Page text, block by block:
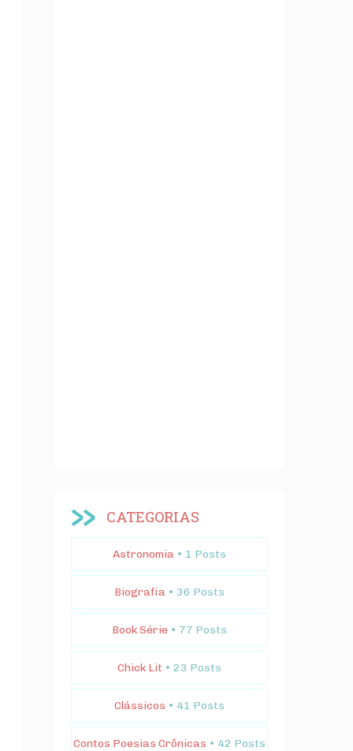
CATEGORIAS
Astronomia • 1 Posts
Biografia • 36 Posts
Book Série • 77 Posts
Chick Lit • 23 Posts
Clássicos • 41 Posts
Contos Poesias Crônicas • 42 Posts